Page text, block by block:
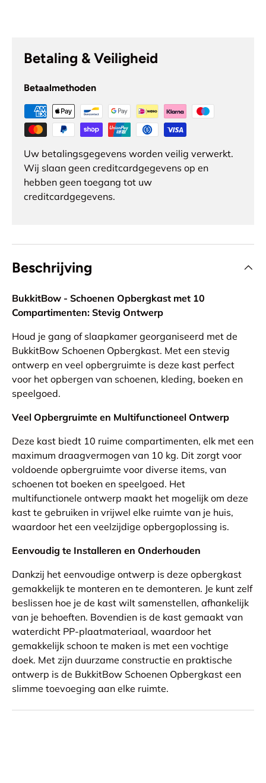
Betaling & Veiligheid
Betaalmethoden
Uw betalingsgegevens worden veilig verwerkt.
Wij slaan geen creditcardgegevens op en
hebben geen toegang tot uw
creditcardgegevens.
Beschrijving
BukkitBow - Schoenen Opbergkast met 10
Compartimenten: Stevig Ontwerp
Houd je gang of slaapkamer georganiseerd met de
BukkitBow Schoenen Opbergkast. Met een stevig
ontwerp en veel opbergruimte is deze kast perfect
voor het opbergen van schoenen, kleding, boeken en
speelgoed.
Veel Opbergruimte en Multifunctioneel Ontwerp
Deze kast biedt 10 ruime compartimenten, elk met een
maximum draagvermogen van 10 kg. Dit zorgt voor
voldoende opbergruimte voor diverse items, van
schoenen tot boeken en speelgoed. Het
multifunctionele ontwerp maakt het mogelijk om deze
kast te gebruiken in vrijwel elke ruimte van je huis,
waardoor het een veelzijdige opbergoplossing is.
Eenvoudig te Installeren en Onderhouden
Dankzij het eenvoudige ontwerp is deze opbergkast
gemakkelijk te monteren en te demonteren. Je kunt zelf
beslissen hoe je de kast wilt samenstellen, afhankelijk
van je behoeften. Bovendien is de kast gemaakt van
waterdicht PP-plaatmateriaal, waardoor het
gemakkelijk schoon te maken is met een vochtige
doek. Met zijn duurzame constructie en praktische
ontwerp is de BukkitBow Schoenen Opbergkast een
slimme toevoeging aan elke ruimte.